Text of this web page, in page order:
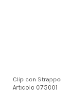
Clip con Strappo
Articolo 075001